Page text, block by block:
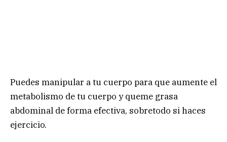
Puedes manipular a tu cuerpo para que aumente el
metabolismo de tu cuerpo y queme grasa
abdominal de forma efectiva, sobretodo si haces
ejercicio.